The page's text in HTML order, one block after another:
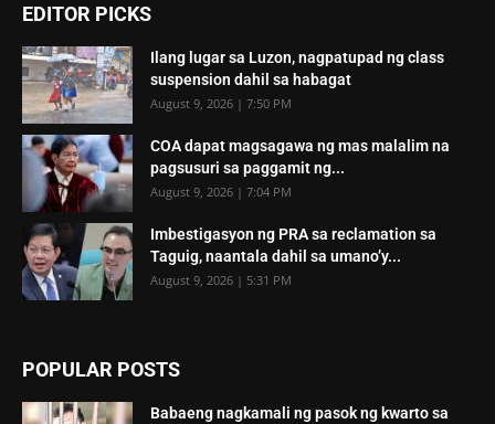
EDITOR PICKS
Ilang lugar sa Luzon, nagpatupad ng class
suspension dahil sa habagat
August 9, 2026 | 7:50 PM
COA dapat magsagawa ng mas malalim na
pagsusuri sa paggamit ng...
August 9, 2026 | 7:04 PM
Imbestigasyon ng PRA sa reclamation sa
Taguig, naantala dahil sa umano’y...
August 9, 2026 | 5:31 PM
POPULAR POSTS
Babaeng nagkamali ng pasok ng kwarto sa